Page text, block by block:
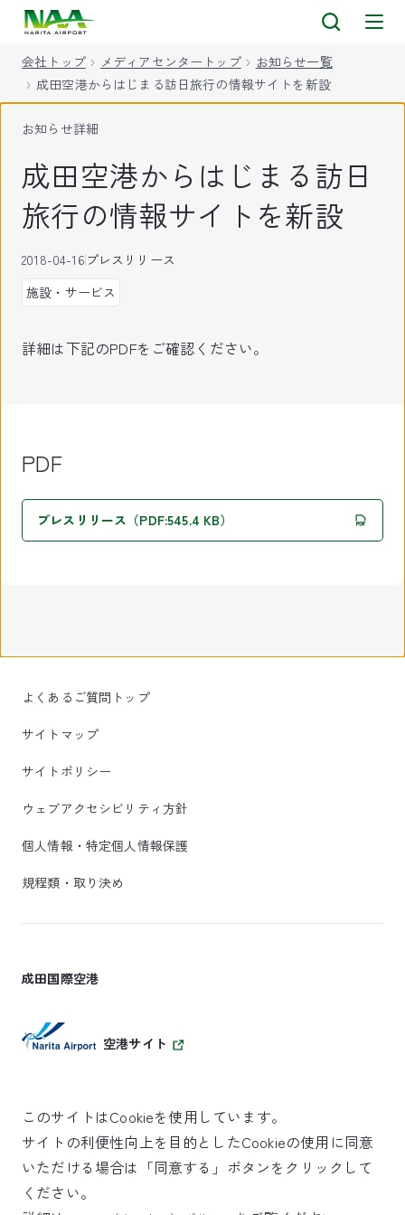
会社トップ メディアセンタートップ
お知らせ一覧
成田空港からはじまる訪日旅行の情報サイトを新設
お知らせ詳細
成田空港からはじまる訪日
旅行の情報サイトを新設
2018-04-16プレスリリース
施設・サービス
詳細は下記のPDFをご確認ください。
PDF
プレスリリース（PDF:545.4 KB）
よくあるご質問トップ
サイトマップ
サイトポリシー
ウェブアクセシビリティ方針
個人情報・特定個人情報保護
規程類・取り決め
成田国際空港
空港サイト
SKYTRAX
5スターエアポート
このサイトはCookieを使用しています。
サイトの利便性向上を目的としたCookieの使用に同意
いただける場合は「同意する」ボタンをクリックして
ください。